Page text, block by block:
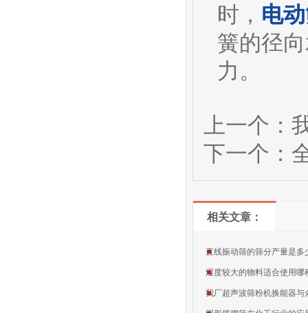
时， 电
簧的径
力。
上一个：
下一个：
相关文章：
直线振动筛的筛分产量是多
湿度较大的物料适合使用哪
我厂超声波筛粉机换能器与